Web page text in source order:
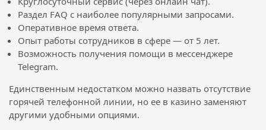
Раздел FAQ с наиболее популярными запросами.
Оперативное время ответа.
Опыт работы сотрудников в сфере — от 5 лет.
Возможность получения помощи в мессенджере
Telegram.
Единственным недостатком можно назвать отсутствие
горячей телефонной линии, но ее в казино заменяют
другими удобными опциями.